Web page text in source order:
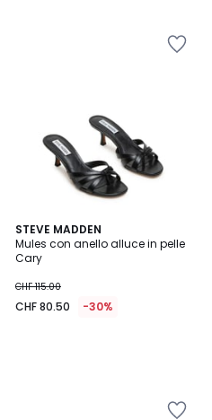
STEVE MADDEN
Mules con anello alluce in pelle
Cary
CHF 115.00
CHF 80.50 -30%